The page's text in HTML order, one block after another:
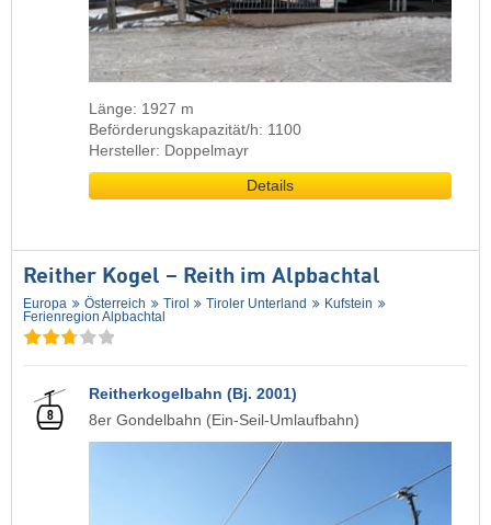
Länge: 1927 m
Beförderungskapazität/h: 1100
Hersteller: Doppelmayr
Details
Reither Kogel – Reith im Alpbachtal
Europa Österreich Tirol Tiroler Unterland
Kufstein
Ferienregion Alpbachtal
Reitherkogelbahn (Bj. 2001)
8er Gondelbahn (Ein-Seil-Umlaufbahn)